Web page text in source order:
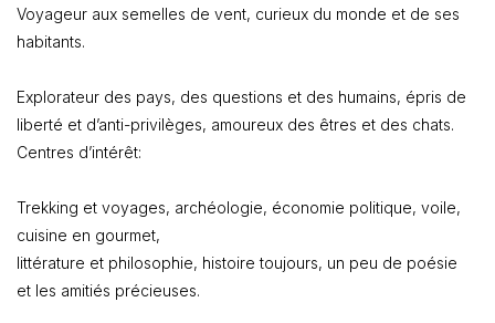
Voyageur aux semelles de vent, curieux du monde et de ses
habitants.
Explorateur des pays, des questions et des humains, épris de
liberté et d’anti-privilèges, amoureux des êtres et des chats.
Centres d’intérêt:
Trekking et voyages, archéologie, économie politique, voile,
cuisine en gourmet,
littérature et philosophie, histoire toujours, un peu de poésie
et les amitiés précieuses.